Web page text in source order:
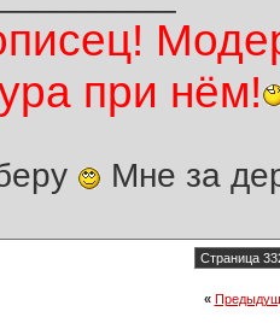
при нём!
Мне за
Страница
«